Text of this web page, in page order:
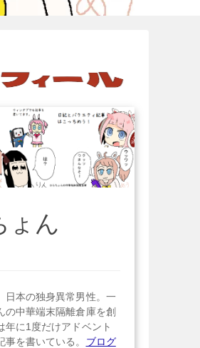
ょん
日本の独身異常男性。一
の中華端末隔離倉庫を創
年に1度だけアドベント
を書いている。 ブログ